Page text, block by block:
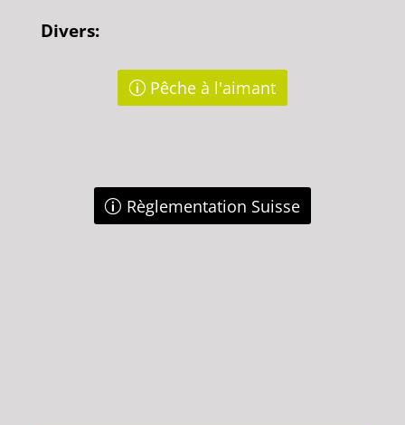
Divers:
Pêche à l'aimant
Règlementation Suisse